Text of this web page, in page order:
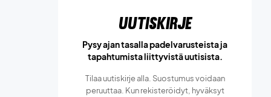
Uutiskirje
Pysy ajan tasalla padelvarusteista ja
tapahtumista liittyvistä uutisista.
Tilaa uutiskirje alla. Suostumus voidaan
peruuttaa. Kun rekisteröidyt, hyväksyt